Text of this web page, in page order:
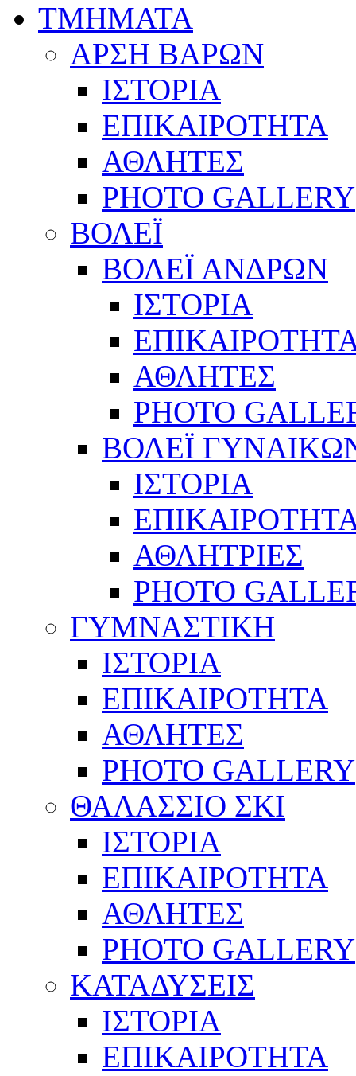
ΤΜΗΜΑΤΑ
ΑΡΣΗ ΒΑΡΩΝ
ΙΣΤΟΡΙΑ
ΕΠΙΚΑΙΡΟΤΗΤΑ
ΑΘΛΗΤΕΣ
PHOTO GALLERY
ΒΟΛΕΪ
ΒΟΛΕΪ ΑΝΔΡΩΝ
ΙΣΤΟΡΙΑ
ΑΘΛΗΤΕΣ
PHOTO
ΒΟΛΕΪ
ΙΣΤΟΡΙΑ
ΑΘΛΗΤΡΙΕΣ
PHOTO
ΓΥΜΝΑΣΤΙΚΗ
ΙΣΤΟΡΙΑ
ΕΠΙΚΑΙΡΟΤΗΤΑ
ΑΘΛΗΤΕΣ
PHOTO GALLERY
ΘΑΛΑΣΣΙΟ ΣΚΙ
ΙΣΤΟΡΙΑ
ΕΠΙΚΑΙΡΟΤΗΤΑ
ΑΘΛΗΤΕΣ
PHOTO GALLERY
ΚΑΤΑΔΥΣΕΙΣ
ΙΣΤΟΡΙΑ
ΕΠΙΚΑΙΡΟΤΗΤΑ